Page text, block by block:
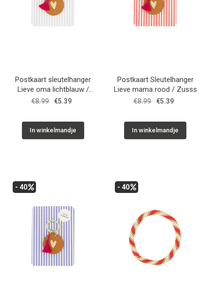
Postkaart sleutelhanger
Lieve oma lichtblauw /
Zusss
€8.99 €5.39
In winkelmandje
Postkaart Sleutelhanger
Lieve mama rood / Zusss
€8.99 €5.39
In winkelmandje
- 40 - 40